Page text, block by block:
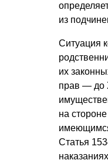
из
Ситуация
их
прав — до
на
Статья